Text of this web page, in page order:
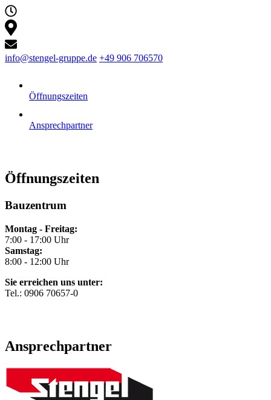
info@stengel-gruppe.de +49 906 706570
Öffnungszeiten
Ansprechpartner
Öffnungszeiten
Bauzentrum
Montag - Freitag:
7:00 - 17:00 Uhr
Samstag:
8:00 - 12:00 Uhr
Sie erreichen uns unter:
Tel.: 0906 70657-0
Ansprechpartner